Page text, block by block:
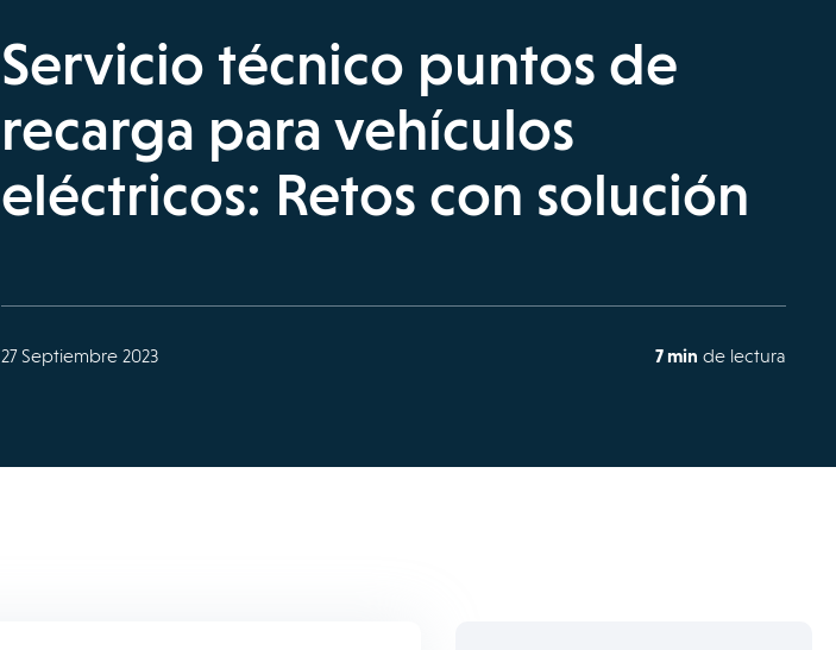
Servicio técnico puntos de
recarga para vehículos
eléctricos: Retos con solución
27 Septiembre 2023 7 min de lectura